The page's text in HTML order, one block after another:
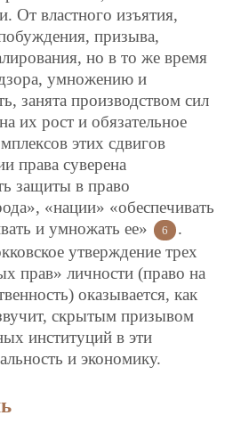
От властного изъятия,
призыва,
но в то же время
умножению и
занята производством сил
их рост и обязательное
этих сдвигов
права суверена
защиты в право
«нации» «обеспечивать
и умножать ее»
6
.
утверждение трех
прав» личности (право на
оказывается, как
скрытым призывом
институций в эти
и экономику.